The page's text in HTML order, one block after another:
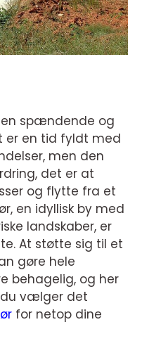
spændende og
er en tid fyldt med
men den
det er at
og flytte fra et
en idyllisk by med
landskaber, er
At støtte sig til et
gøre hele
behagelig, og her
vælger det
for netop dine